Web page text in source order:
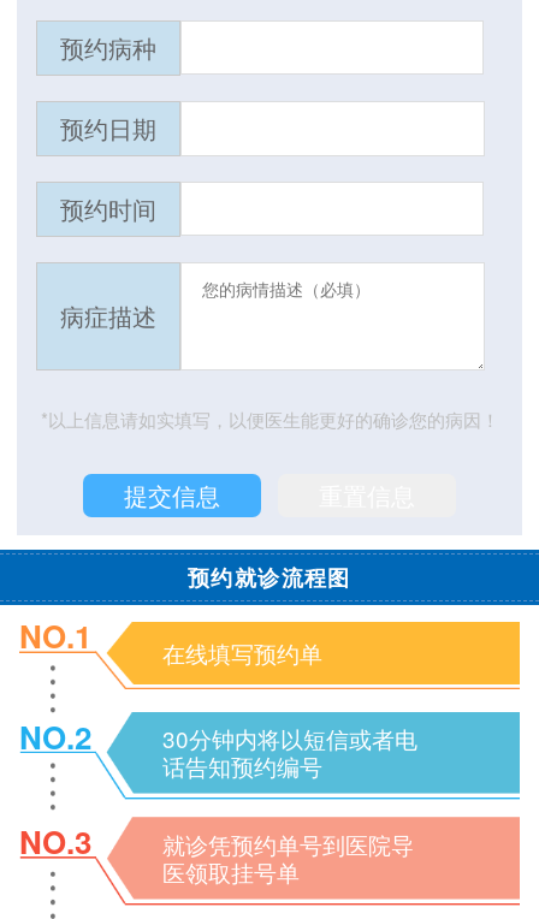
预约病种
预约日期
预约时间
病症描述
*以上信息请如实填写，以便医生能更好的确诊您的病因！
预约就诊流程图
NO.1 在线填写预约单
NO.2
30分钟内将以短信或者电
话告知预约编号
NO.3
就诊凭预约单号到医院导
医领取挂号单